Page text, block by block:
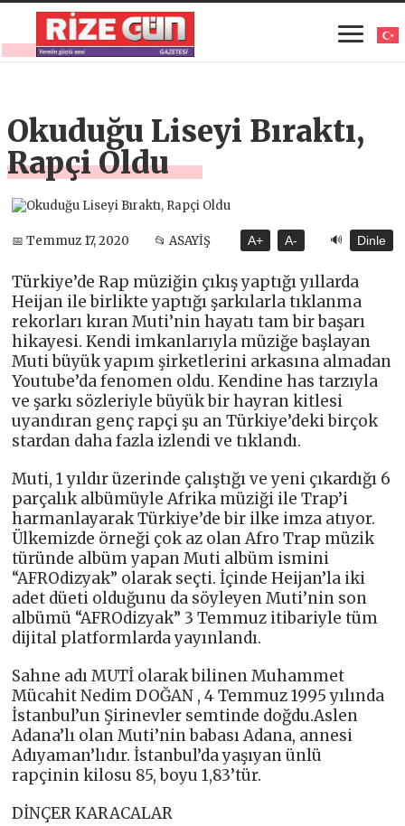
Okuduğu Liseyi Bıraktı,
Rapçi Oldu
📅 Temmuz 17, 2020 📂 ASAYİŞ A+ A- 🔊 Dinle
Türkiye’de Rap müziğin çıkış yaptığı yıllarda
Heijan ile birlikte yaptığı şarkılarla tıklanma
rekorları kıran Muti’nin hayatı tam bir başarı
hikayesi. Kendi imkanlarıyla müziğe başlayan
Muti büyük yapım şirketlerini arkasına almadan
Youtube’da fenomen oldu. Kendine has tarzıyla
ve şarkı sözleriyle büyük bir hayran kitlesi
uyandıran genç rapçi şu an Türkiye’deki birçok
stardan daha fazla izlendi ve tıklandı.
Muti, 1 yıldır üzerinde çalıştığı ve yeni çıkardığı 6
parçalık albümüyle Afrika müziği ile Trap’i
harmanlayarak Türkiye’de bir ilke imza atıyor.
Ülkemizde örneği çok az olan Afro Trap müzik
türünde albüm yapan Muti albüm ismini
“AFROdizyak” olarak seçti. İçinde Heijan’la iki
adet düeti olduğunu da söyleyen Muti’nin son
albümü “AFROdizyak” 3 Temmuz itibariyle tüm
dijital platformlarda yayınlandı.
Sahne adı MUTİ olarak bilinen Muhammet
Mücahit Nedim DOĞAN , 4 Temmuz 1995 yılında
İstanbul’un Şirinevler semtinde doğdu.Aslen
Adana’lı olan Muti’nin babası Adana, annesi
Adıyaman’lıdır. İstanbul’da yaşıyan ünlü
rapçinin kilosu 85, boyu 1,83’tür.
DİNÇER KARACALAR